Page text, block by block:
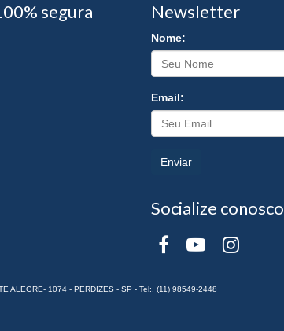
segura Newsletter
Nome:
Email:
Enviar
Socialize conosco
ALEGRE- 1074 - PERDIZES - SP - Tel:. (11) 98549-2448